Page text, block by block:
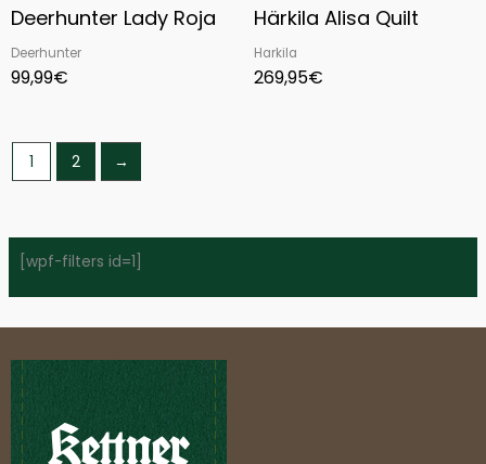
[wpf-filters id=1]
Deerhunter Lady Roja
Deerhunter
99,99€
Härkila Alisa Quilt
Harkila
269,95€
1 2 →